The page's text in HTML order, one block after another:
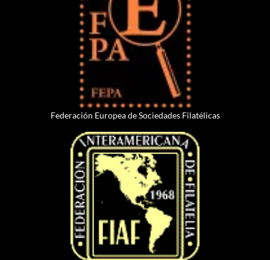
Federación Europea de Sociedades Filatélicas